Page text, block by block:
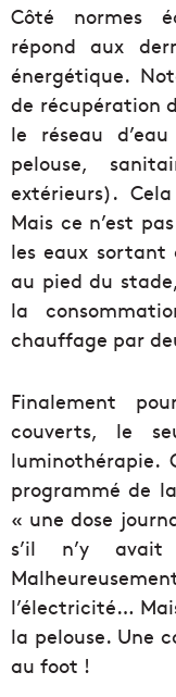
Côté normes
répond aux
énergétique.
de récupération
le réseau
pelouse,
extérieurs).
Mais ce n’est
les eaux sortant
au pied du
la
chauffage par
Finalement
couverts, le
luminothérapie.
programmé de
« une dose
s’il n’y
l’électricité…
la pelouse. Une
au foot !